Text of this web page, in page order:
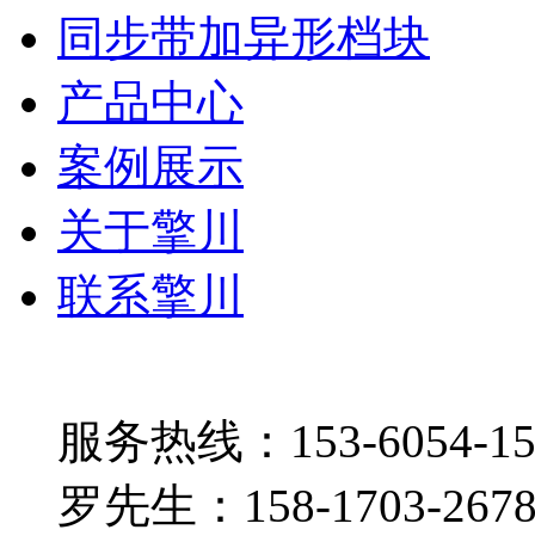
同步带加异形档块
产品中心
案例展示
关于擎川
联系擎川
服务热线：153-6054-
罗先生：158-1703-